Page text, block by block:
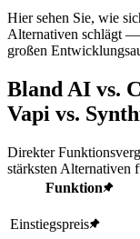
Hier sehen Sie, wie
Alternativen schlägt
großen
Bland AI vs.
Vapi vs.
Direkter
stärksten Alternativen
Funktion
Einstiegspreis